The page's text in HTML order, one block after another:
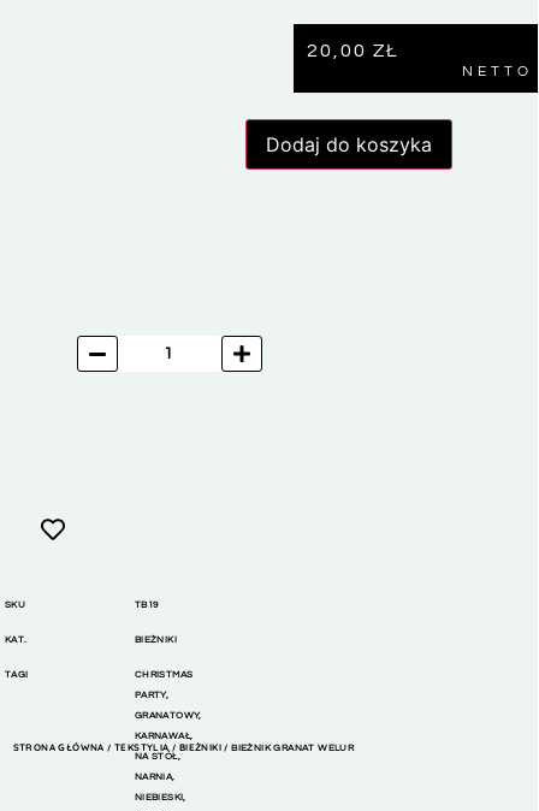
20,00 ZŁ
NETTO
Dodaj do koszyka
SKU TB19
KAT. BIEŻNIKI
TAGI
CHRISTMAS
PARTY,
GRANATOWY,
KARNAWAŁ,
NA STÓŁ,
NARNIA,
NIEBIESKI,
STRONA GŁÓWNA /TEKSTYLIA / BIEŻNIKI / BIEŻNIK GRANAT WELUR